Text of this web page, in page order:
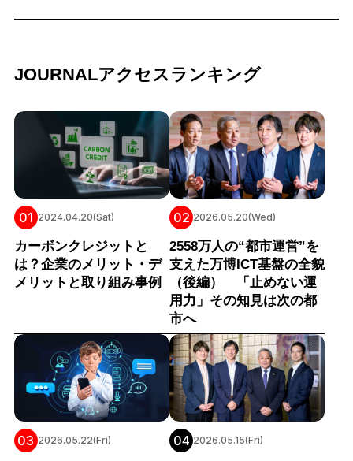
JOURNALアクセスランキング
01 2024.04.20(Sat)
カーボンクレジットと
は？企業のメリット・デ
メリットと取り組み事例
02 2026.05.20(Wed)
2558万人の“都市運営”を
支えた万博ICT基盤の全貌
（後編） 「止めない運
用力」その知見は次の都
市へ
03 2026.05.22(Fri) 04 2026.05.15(Fri)